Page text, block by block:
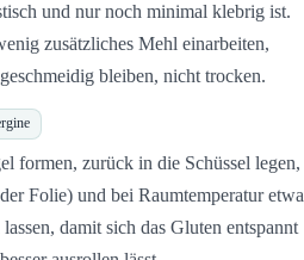
und nur noch minimal klebrig ist.
zusätzliches Mehl einarbeiten,
bleiben, nicht trocken.
formen, zurück in die Schüssel legen,
Folie) und bei Raumtemperatur etwa
damit sich das Gluten entspannt